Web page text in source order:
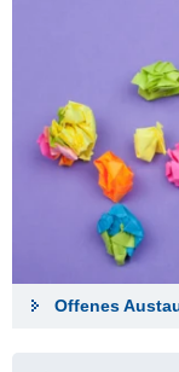
Offenes